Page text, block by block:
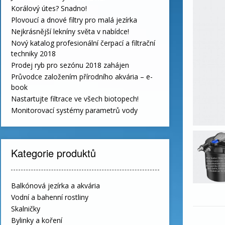
Korálový útes? Snadno!
Plovoucí a dnové filtry pro malá jezírka
Nejkrásnější lekníny světa v nabídce!
Nový katalog profesionální čerpací a filtrační
techniky 2018
Prodej ryb pro sezónu 2018 zahájen
Průvodce založením přírodního akvária – e-
book
Nastartujte filtrace ve všech biotopech!
Monitorovací systémy parametrů vody
Kategorie produktů
Balkónová jezírka a akvária
Vodní a bahenní rostliny
Skalničky
Bylinky a koření